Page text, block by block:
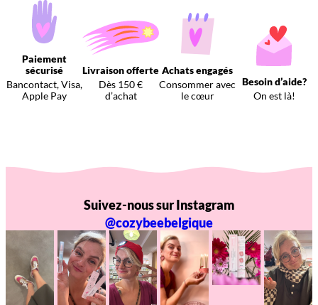
Paiement
sécurisé
Bancontact, Visa,
Apple Pay
Livraison offerte
Dès 150 €
d’achat
Achats engagés
Consommer avec
le cœur
Besoin d’aide?
On est là!
Suivez-nous sur Instagram
@cozybeebelgique